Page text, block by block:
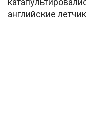
английские